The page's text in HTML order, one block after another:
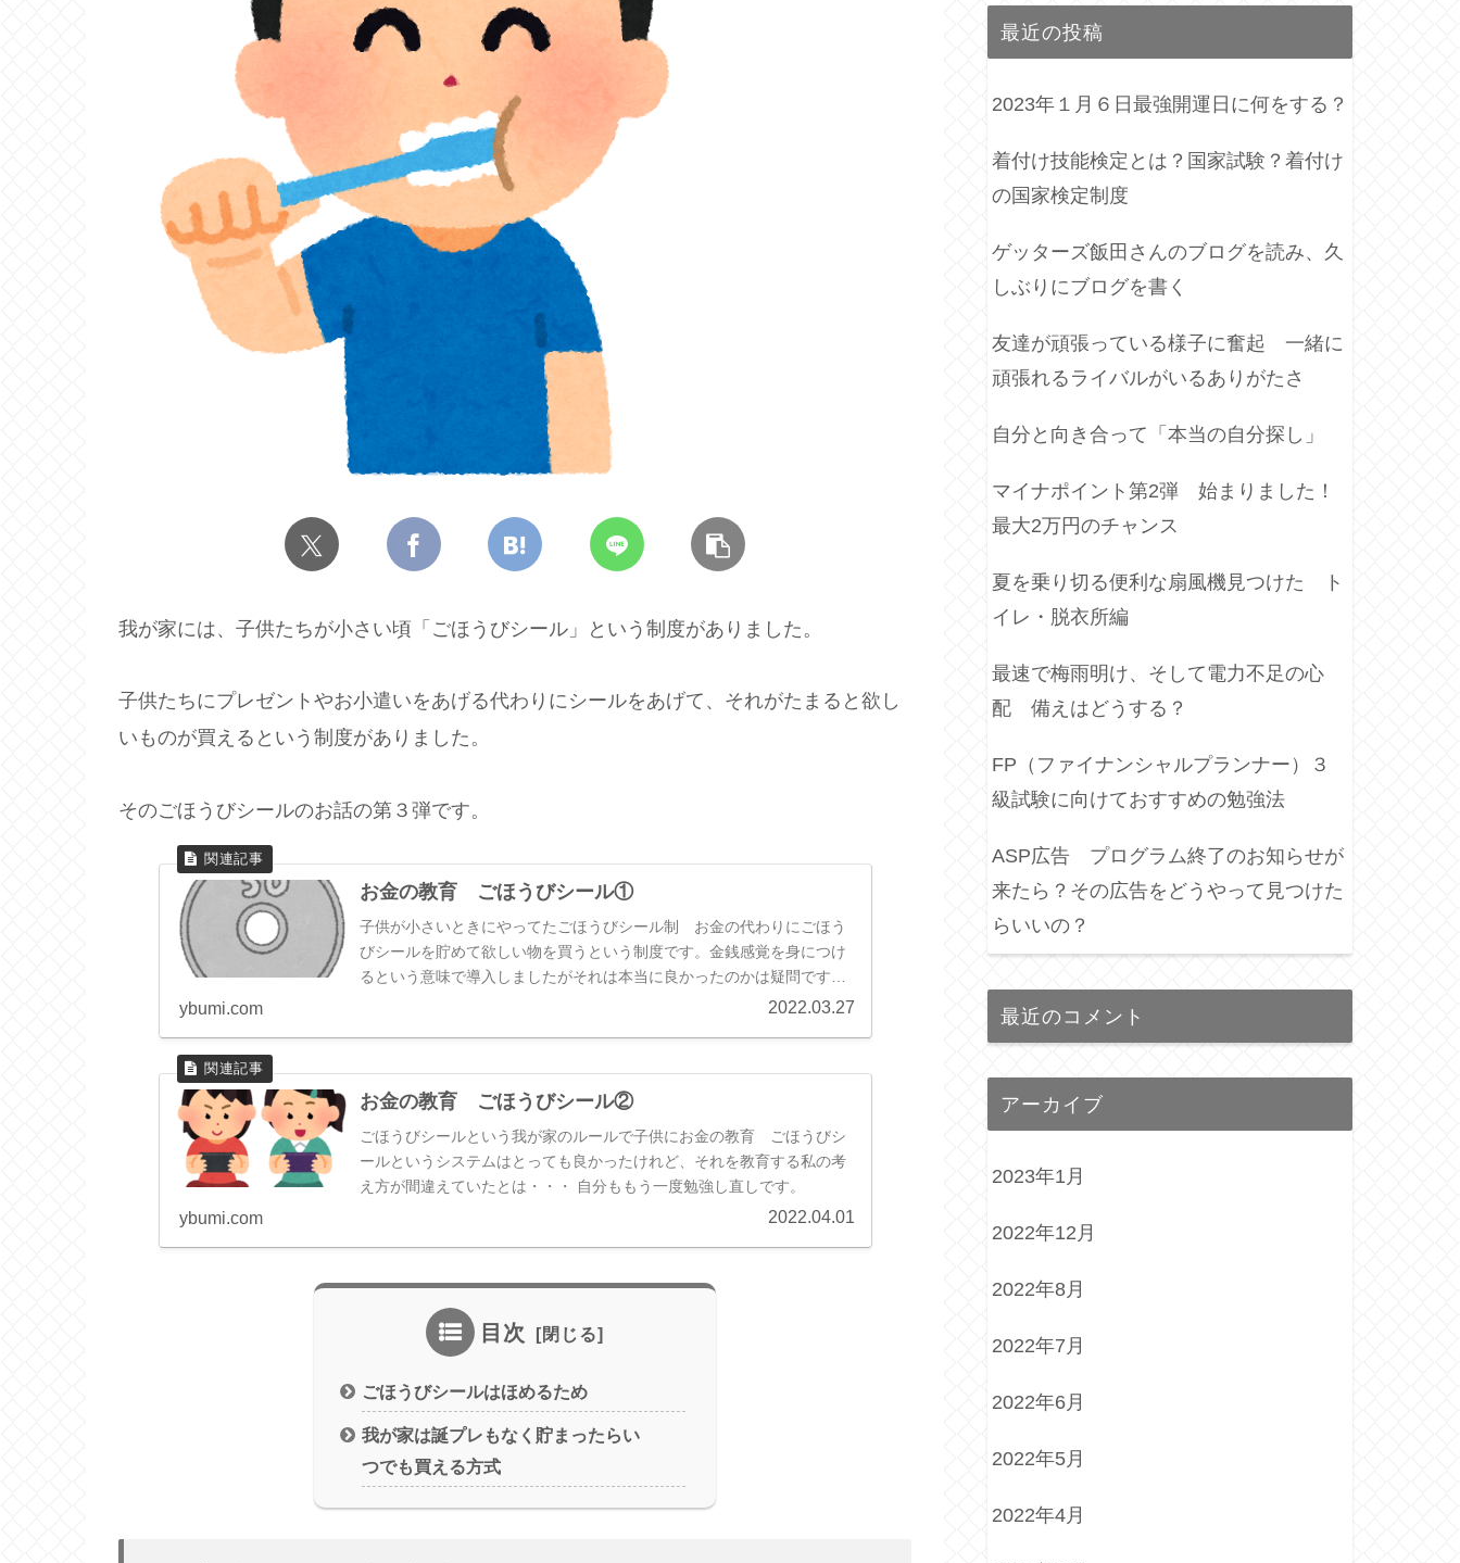
我が家には、子供たちが小さい頃「ごほうびシール」という制度がありました。
子供たちにプレゼントやお小遣いをあげる代わりにシールをあげて、それがたまると欲し
いものが買えるという制度がありました。
そのごほうびシールのお話の第３弾です。
お金の教育 ごほうびシール①
子供が小さいときにやってたごほうびシール制 お金の代わりにごほう
びシールを貯めて欲しい物を買うという制度です。金銭感覚を身につけ
るという意味で導入しましたがそれは本当に良かったのかは疑問ですが
ybumi.com 2022.03.27
お金の教育 ごほうびシール②
ごほうびシールという我が家のルールで子供にお金の教育 ごほうびシ
ールというシステムはとっても良かったけれど、それを教育する私の考
え方が間違えていたとは・・・ 自分ももう一度勉強し直しです。
ybumi.com 2022.04.01
目次
ごほうびシールはほめるため
我が家は誕プレもなく貯まったらい
つでも買える方式
最近の投稿
2023年１月６日最強開運日に何をする？
着付け技能検定とは？国家試験？着付け
の国家検定制度
ゲッターズ飯田さんのブログを読み、久
しぶりにブログを書く
友達が頑張っている様子に奮起 一緒に
頑張れるライバルがいるありがたさ
自分と向き合って「本当の自分探し」
マイナポイント第2弾 始まりました！
最大2万円のチャンス
夏を乗り切る便利な扇風機見つけた ト
イレ・脱衣所編
最速で梅雨明け、そして電力不足の心
配 備えはどうする？
FP（ファイナンシャルプランナー）３
級試験に向けておすすめの勉強法
ASP広告 プログラム終了のお知らせが
来たら？その広告をどうやって見つけた
らいいの？
最近のコメント
アーカイブ
2023年1月
2022年12月
2022年8月
2022年7月
2022年6月
2022年5月
2022年4月